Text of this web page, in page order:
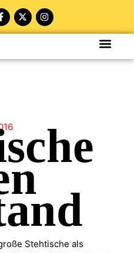
Stehtische als